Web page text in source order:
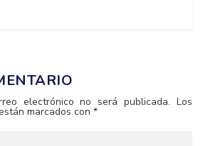
electrónico no será publicada. Los
marcados con*